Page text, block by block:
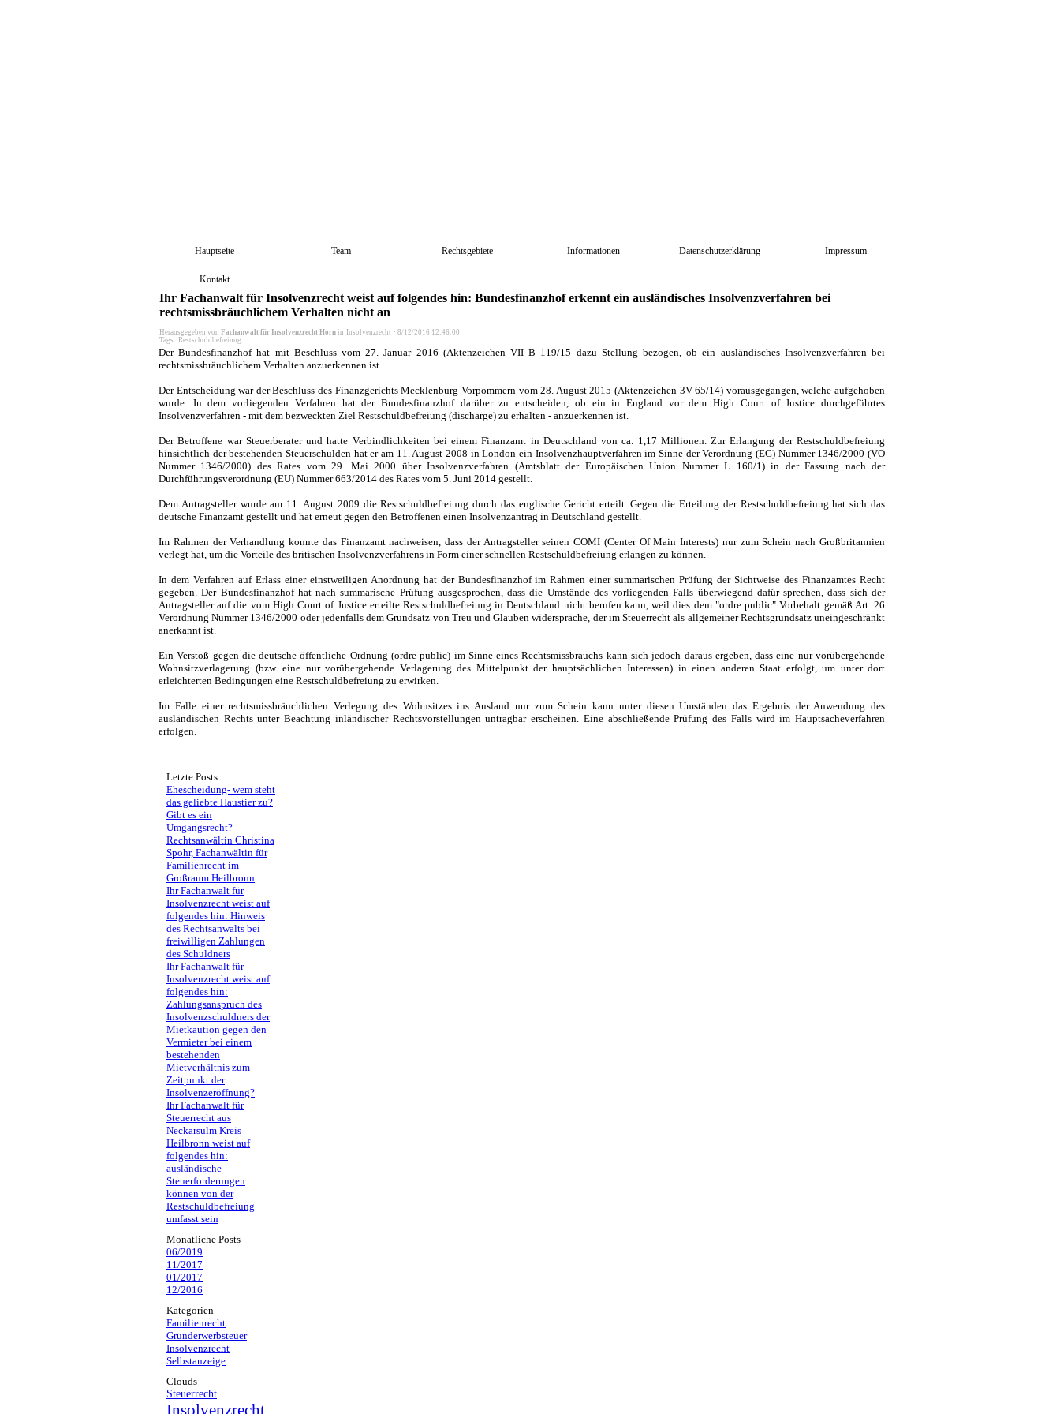
Hauptseite Team Rechtsgebiete Informationen Datenschutzerklärung Impressum
Kontakt
Ihr Fachanwalt für Insolvenzrecht weist auf folgendes hin: Bundesfinanzhof erkennt ein ausländisches Insolvenzverfahren bei
rechtsmissbräuchlichem Verhalten nicht an
Herausgegeben von Fachanwalt für Insolvenzrecht Horn in Insolvenzrecht · 8/12/2016 12:46:00
Tags: Restschuldbefreiung
Der Bundesfinanzhof hat mit Beschluss vom 27. Januar 2016 (Aktenzeichen VII B 119/15 dazu Stellung bezogen, ob ein ausländisches Insolvenzverfahren bei
rechtsmissbräuchlichem Verhalten anzuerkennen ist.
Der Entscheidung war der Beschluss des Finanzgerichts Mecklenburg-Vorpommern vom 28. August 2015 (Aktenzeichen 3V 65/14) vorausgegangen, welche aufgehoben
wurde. In dem vorliegenden Verfahren hat der Bundesfinanzhof darüber zu entscheiden, ob ein in England vor dem High Court of Justice durchgeführtes
Insolvenzverfahren - mit dem bezweckten Ziel Restschuldbefreiung (discharge) zu erhalten - anzuerkennen ist.
Der Betroffene war Steuerberater und hatte Verbindlichkeiten bei einem Finanzamt in Deutschland von ca. 1,17 Millionen. Zur Erlangung der Restschuldbefreiung
hinsichtlich der bestehenden Steuerschulden hat er am 11. August 2008 in London ein Insolvenzhauptverfahren im Sinne der Verordnung (EG) Nummer 1346/2000 (VO
Nummer 1346/2000) des Rates vom 29. Mai 2000 über Insolvenzverfahren (Amtsblatt der Europäischen Union Nummer L 160/1) in der Fassung nach der
Durchführungsverordnung (EU) Nummer 663/2014 des Rates vom 5. Juni 2014 gestellt.
Dem Antragsteller wurde am 11. August 2009 die Restschuldbefreiung durch das englische Gericht erteilt. Gegen die Erteilung der Restschuldbefreiung hat sich das
deutsche Finanzamt gestellt und hat erneut gegen den Betroffenen einen Insolvenzantrag in Deutschland gestellt.
Im Rahmen der Verhandlung konnte das Finanzamt nachweisen, dass der Antragsteller seinen COMI (Center Of Main Interests) nur zum Schein nach Großbritannien
verlegt hat, um die Vorteile des britischen Insolvenzverfahrens in Form einer schnellen Restschuldbefreiung erlangen zu können.
In dem Verfahren auf Erlass einer einstweiligen Anordnung hat der Bundesfinanzhof im Rahmen einer summarischen Prüfung der Sichtweise des Finanzamtes Recht
gegeben. Der Bundesfinanzhof hat nach summarische Prüfung ausgesprochen, dass die Umstände des vorliegenden Falls überwiegend dafür sprechen, dass sich der
Antragsteller auf die vom High Court of Justice erteilte Restschuldbefreiung in Deutschland nicht berufen kann, weil dies dem "ordre public" Vorbehalt gemäß Art. 26
Verordnung Nummer 1346/2000 oder jedenfalls dem Grundsatz von Treu und Glauben widerspräche, der im Steuerrecht als allgemeiner Rechtsgrundsatz uneingeschränkt
anerkannt ist.
Ein Verstoß gegen die deutsche öffentliche Ordnung (ordre public) im Sinne eines Rechtsmissbrauchs kann sich jedoch daraus ergeben, dass eine nur vorübergehende
Wohnsitzverlagerung (bzw. eine nur vorübergehende Verlagerung des Mittelpunkt der hauptsächlichen Interessen) in einen anderen Staat erfolgt, um unter dort
erleichterten Bedingungen eine Restschuldbefreiung zu erwirken.
Im Falle einer rechtsmissbräuchlichen Verlegung des Wohnsitzes ins Ausland nur zum Schein kann unter diesen Umständen das Ergebnis der Anwendung des
ausländischen Rechts unter Beachtung inländischer Rechtsvorstellungen untragbar erscheinen. Eine abschließende Prüfung des Falls wird im Hauptsacheverfahren
erfolgen.
Letzte Posts
Ehescheidung- wem steht
das geliebte Haustier zu?
Gibt es ein
Umgangsrecht?
Rechtsanwältin Christina
Spohr, Fachanwältin für
Familienrecht im
Großraum Heilbronn
Ihr Fachanwalt für
Insolvenzrecht weist auf
folgendes hin: Hinweis
des Rechtsanwalts bei
freiwilligen Zahlungen
des Schuldners
Ihr Fachanwalt für
Insolvenzrecht weist auf
folgendes hin:
Zahlungsanspruch des
Insolvenzschuldners der
Mietkaution gegen den
Vermieter bei einem
bestehenden
Mietverhältnis zum
Zeitpunkt der
Insolvenzeröffnung?
Ihr Fachanwalt für
Steuerrecht aus
Neckarsulm Kreis
Heilbronn weist auf
folgendes hin:
ausländische
Steuerforderungen
können von der
Restschuldbefreiung
umfasst sein
Monatliche Posts
06/2019
11/2017
01/2017
12/2016
Kategorien
Familienrecht
Grunderwerbsteuer
Insolvenzrecht
Selbstanzeige
Clouds
Steuerrecht
Insolvenzrecht